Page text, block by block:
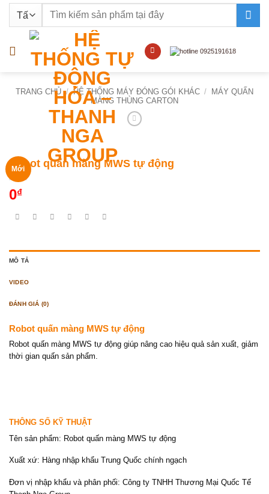
nội
Tìm
TRANG CHỦ / HỆ THỐNG MÁY ĐÓNG GÓI KHÁC /
MÁY QUẤN
MÀNG THÙNG CARTON
Mới
Robot quấn màng MWS tự động
0₫
MÔ TẢ
VIDEO
ĐÁNH GIÁ (0)
Robot quấn màng MWS tự động
Robot quấn màng MWS tự động giúp nâng cao hiệu quả sản xuất, giảm
thời gian quấn sản phẩm.
THÔNG SỐ KỸ THUẬT
Tên sản phẩm: Robot quấn màng MWS tự động
Xuất xứ: Hàng nhập khẩu Trung Quốc chính ngạch
Đơn vị nhập khẩu và phân phối: Công ty TNHH Thương Mại Quốc Tế